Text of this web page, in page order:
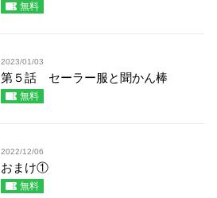
無料
2023/01/03
第５話 セーラー服と聞かん棒
無料
2022/12/06
おまけ①
無料